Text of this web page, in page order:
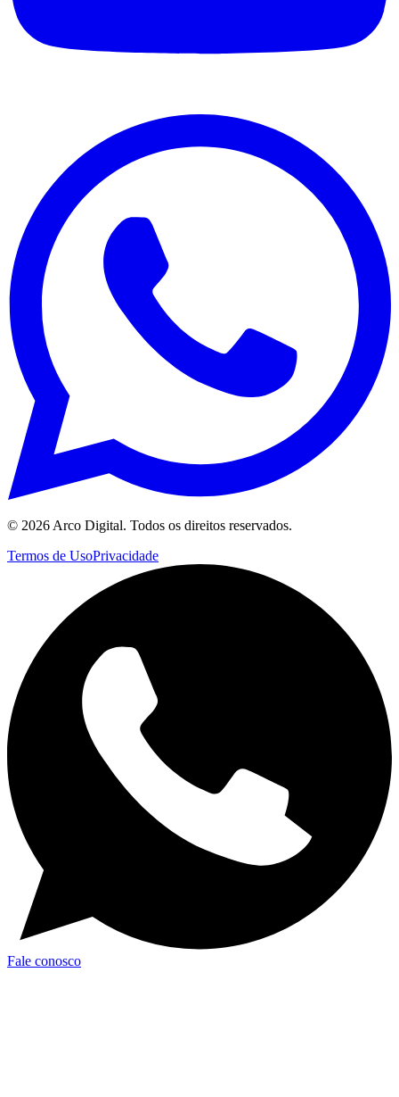
© 2026 Arco Digital. Todos os direitos reservados.
Termos de UsoPrivacidade
Fale conosco